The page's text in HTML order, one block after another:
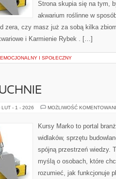
Strona skupia się na tym,
akwarium roślinne w
zera, czy masz już za sobą kilka
i Karmienie Rybek . […]
I SPOŁECZNY
LUT - 1 - 2026 MOŻLIWOŚĆ
Kursy Marko to portal
widlaków, sprzętu
spójną przestrzeń wiedzy.
myślą o osobach, które
rozumieć, jak funkcjonuje